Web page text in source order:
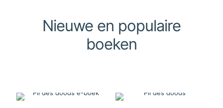
Nieuwe en populaire
boeken